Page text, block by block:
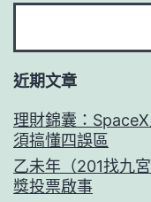
近期文章
理財錦囊：
須搞懂四誤區
乙未年（201找九
獎投票啟事